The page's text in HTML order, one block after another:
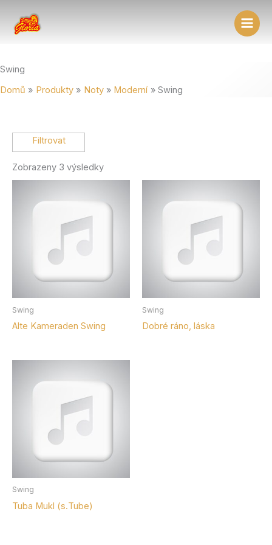
obsah
Swing
Domů
Produkty Noty Moderní Swing
Vlastnost produktu: Typ
orchestrální
orchestrální a zpívané
zpívané
D* - tištěné pro malé i velké obsazení
Vlastnost produktu: Pro obsazení
malé
střední
velké
Štítky produktu
Zobrazeny 3 výsledky
Swing
Alte Kameraden Swing
Swing
Dobré ráno, láska
Swing
Tuba Mukl (s.Tube)